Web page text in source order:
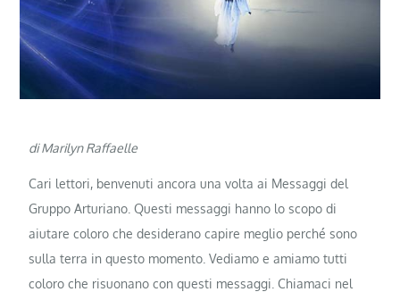
di Marilyn Raffaelle
Cari lettori, benvenuti ancora una volta ai Messaggi del
Gruppo Arturiano. Questi messaggi hanno lo scopo di
aiutare coloro che desiderano capire meglio perché sono
sulla terra in questo momento. Vediamo e amiamo tutti
coloro che risuonano con questi messaggi. Chiamaci nel